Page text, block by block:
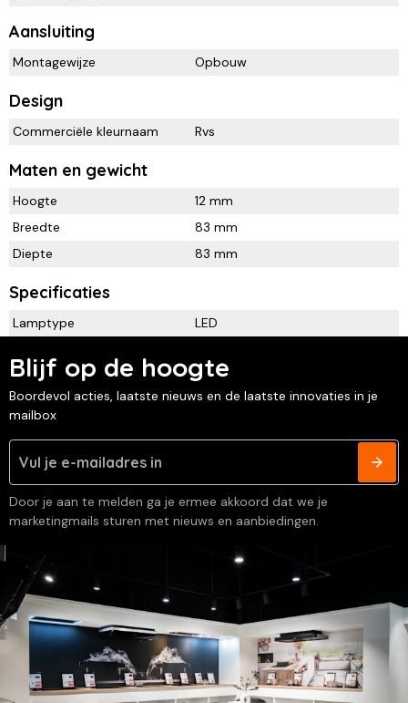
Aansluiting
Montagewijze Opbouw
Design
Commerciële kleurnaam Rvs
Maten en gewicht
Hoogte
12 mm
Breedte
83 mm
Diepte
83 mm
Specificaties
Lamptype LED
Blijf op de hoogte
Boordevol acties, laatste nieuws en de laatste innovaties in je
mailbox
Door je aan te melden ga je ermee akkoord dat we je
marketingmails sturen met nieuws en aanbiedingen.